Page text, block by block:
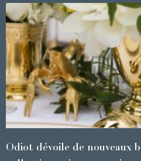
Odiot dévoile de nouveaux